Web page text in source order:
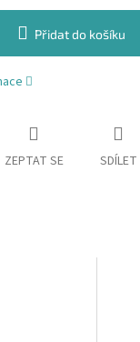
Přidat do košíku
ZEPTAT SE SDÍLET